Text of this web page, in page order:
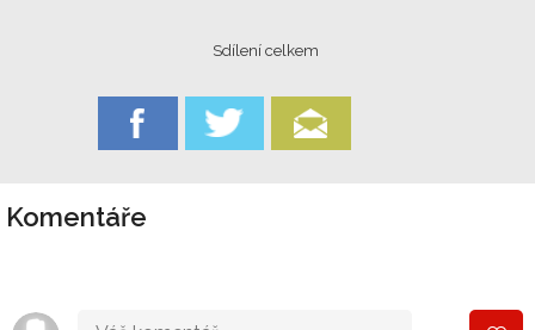
Sdílení celkem
Komentáře